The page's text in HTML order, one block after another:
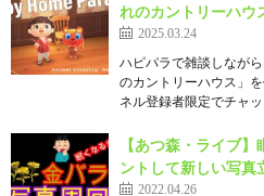
れのカントリーハウ
2025.03.24
ハピパラで雑談しなが
のカントリーハウス」
ネル登録者限定でチャ
【あつ森・ライブ
ントして新しい写真
2022.04.26